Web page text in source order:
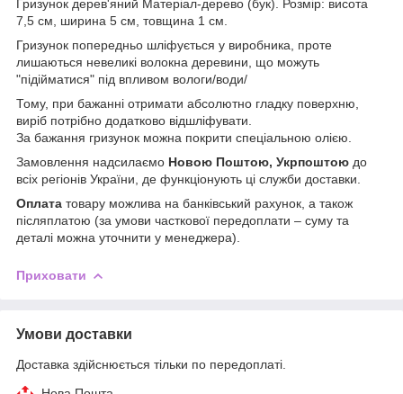
Гризунок дерев'яний Матеріал-дерево (бук). Розмір: висота
7,5 см, ширина 5 см, товщина 1 см.
Гризунок попередньо шліфується у виробника, проте
лишаються невеликі волокна деревини, що можуть
"підійматися" під впливом вологи/води/
Тому, при бажанні отримати абсолютно гладку поверхню,
виріб потрібно додатково відшліфувати.
За бажання гризунок можна покрити спеціальною олією.
Замовлення надсилаємо Новою Поштою, Укрпоштою до
всіх регіонів України, де функціонують ці служби доставки.
Оплата товару можлива на банківський рахунок, а також
післяплатою (за умови часткової передоплати – суму та
деталі можна уточнити у менеджера).
Приховати
Умови доставки
Доставка здійснюється тільки по передоплаті.